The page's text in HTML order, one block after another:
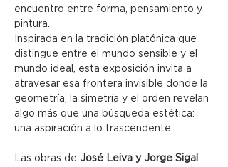
encuentro entre forma, pensamiento y
pintura.
Inspirada en la tradición platónica que
distingue entre el mundo sensible y el
mundo ideal, esta exposición invita a
atravesar esa frontera invisible donde la
geometría, la simetría y el orden revelan
algo más que una búsqueda estética:
una aspiración a lo trascendente.
Las obras de José Leiva y Jorge Sigal